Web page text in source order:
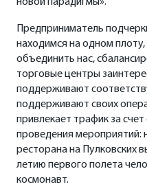
новой парадигмы».
Предприниматель
находимся на одном
объединить нас,
торговые центры
поддерживают
поддерживают своих
привлекает трафик за
проведения мероприятий:
ресторана на Пулковских
летию первого полета
космонавт.